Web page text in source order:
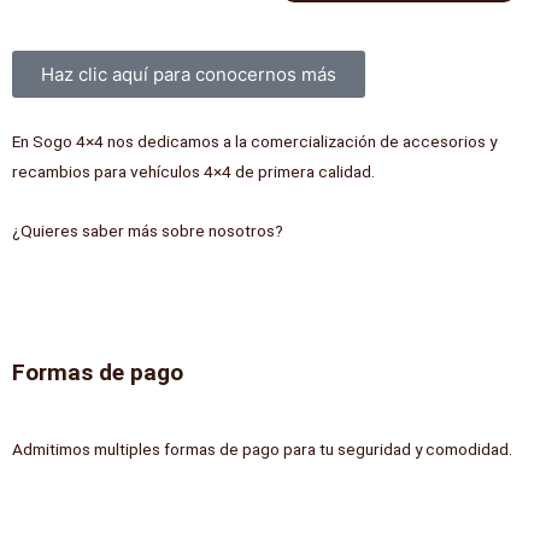
+40mm
HD
Montero
Sobre nosotros
En Sogo 4×4 nos dedicamos a la comercialización de accesorios y
recambios para vehículos 4×4 de primera calidad.
¿Quieres saber más sobre nosotros?
Haz clic aquí para conocernos más
Formas de pago
Admitimos multiples formas de pago para tu seguridad y comodidad.